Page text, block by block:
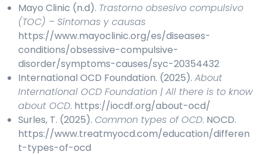
Mayo Clinic (n.d). Trastorno obsesivo compulsivo
(TOC) – Síntomas y causas
https://www.mayoclinic.org/es/diseases-
conditions/obsessive-compulsive-
disorder/symptoms-causes/syc-20354432
International OCD Foundation. (2025). About
International OCD Foundation | All there is to know
about OCD. https://iocdf.org/about-ocd/
Surles, T. (2025). Common types of OCD. NOCD.
https://www.treatmyocd.com/education/differen
t-types-of-ocd